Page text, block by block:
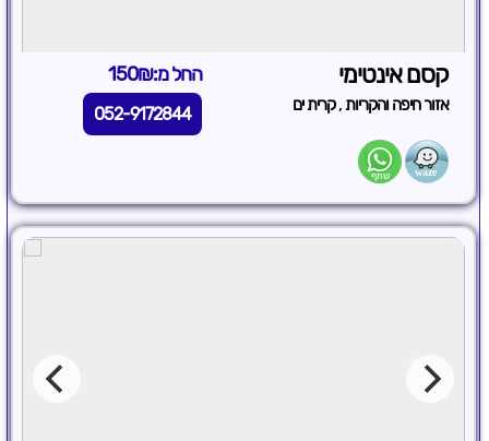
קסם אינטימי החל מ:150₪
אזור חיפה והקריות,קרית ים 052-9172844